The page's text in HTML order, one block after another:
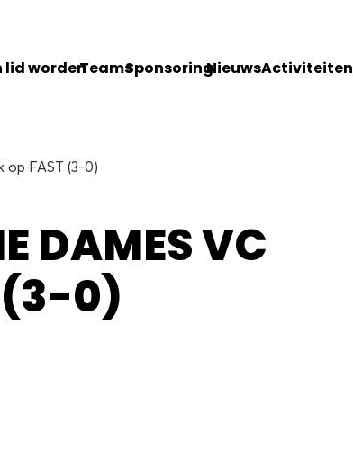
lid wordenTeamsSponsoringNieuwsActiviteiten
op FAST (3-0)
DAMES VC
(3-0)